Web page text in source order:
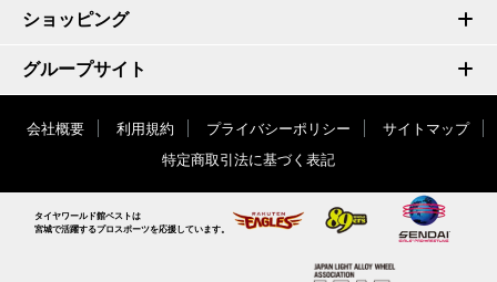
ショッピング
グループサイト
会社概要 利用規約 プライバシーポリシー
サイトマップ
特定商取引法に基づく表記
タイヤワールド館ベストは
宮城で活躍するプロスポーツを応援しています。